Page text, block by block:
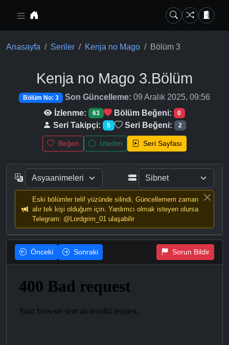
Anasayfa Seriler Kenja no Mago Bölüm 3
Kenja no Mago 3.Bölüm
Bölüm No: 3 Son Güncelleme: 09 Aralık 2025, 09:56
İzlenme:
63 Bölüm Beğeni: 0
Seri Takipçi: 5 Seri Beğeni: 2
Beğen İzledim Seri Sayfası
Eski bölümler telif yüzünde silindi, Güncellemem zaman
alır tek kişi olduğum için. Yardımcı olmak isteyen olursa
Telegram: @Lordgrim_01 ulaşabilir
Önceki Sonraki Sorun Bildir